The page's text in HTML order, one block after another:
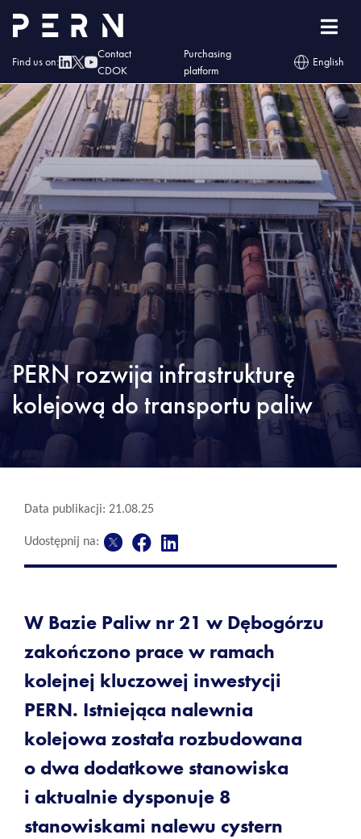
Find us on:
Contact
CDOK
Purchasing
platform
English
Home »Blog PERN rozwija infrastrukturę kolejową do transportu paliw
PERN rozwija infrastrukturę
kolejową do transportu paliw
Data publikacji: 21.08.25
Udostępnij na:
W Bazie Paliw nr 21 w Dębogórzu
zakończono prace w ramach
kolejnej kluczowej inwestycji
PERN. Istniejąca nalewnia
kolejowa została rozbudowana
o dwa dodatkowe stanowiska
i aktualnie dysponuje 8
stanowiskami nalewu cystern